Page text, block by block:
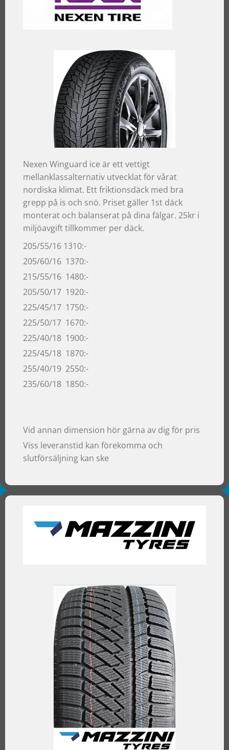
Nexen Winguard ice är ett vettigt
mellanklassalternativ utvecklat för vårat
nordiska klimat. Ett friktionsdäck med bra
grepp på is och snö. Priset gäller 1st däck
monterat och balanserat på dina fälgar. 25kr i
miljöavgift tillkommer per däck.
205/55/16 1310:-
205/60/16 1370:-
215/55/16 1480:-
205/50/17 1920:-
225/45/17 1750:-
225/50/17 1670:-
225/40/18 1900:-
225/45/18 1870:-
255/40/19 2550:-
235/60/18 1850:-
Vid annan dimension hör gärna av dig för pris
Viss leveranstid kan förekomma och
slutförsäljning kan ske